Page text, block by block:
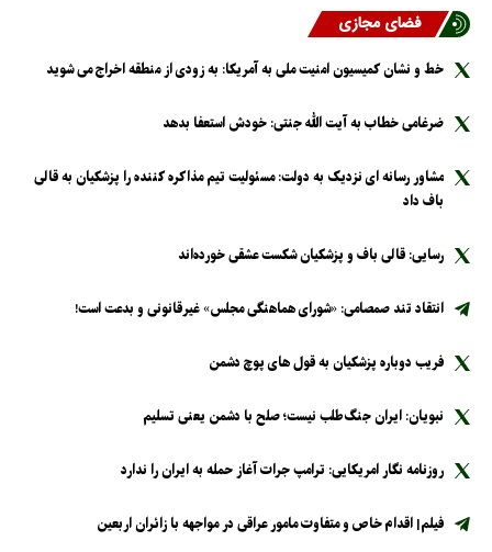
فضای مجازی
خط و نشان کمیسیون امنیت ملی به آمریکا: به زودی از منطقه اخراج می شوید
ضرغامی خطاب به آیت الله جنتی: خودش استعفا بدهد
مشاور رسانه ای نزدیک به دولت: مسئولیت تیم مذاکره کننده را پزشکیان به قالی
باف داد
رسایی: قالی باف و پزشکیان شکست عشقی خورده‌اند
انتقاد تند صمصامی: «شورای هماهنگی مجلس» غیرقانونی و بدعت است!
فریب دوباره پزشکیان به قول های پوچ دشمن
نبویان: ایران جنگ‌طلب نیست؛ صلح با دشمن یعنی تسلیم
روزنامه نگار امریکایی: ترامپ جرات آغاز حمله به ایران را ندارد
فیلم| اقدام خاص و متفاوت مامور عراقی در مواجهه با زائران اربعین